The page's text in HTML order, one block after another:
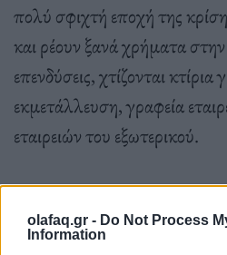
olafaq.gr - Do Not Process
Information
πολύ σφιχτή εποχή της
και ρέουν ξανά χρήματα
επενδύσεις, χτίζονται κτίρια
εκμετάλλευση, γραφεία
εταιρειών του εξωτερικού.
Η πόλη φαίνεται να χάνει
φυσιογνωμίας της λόγω της